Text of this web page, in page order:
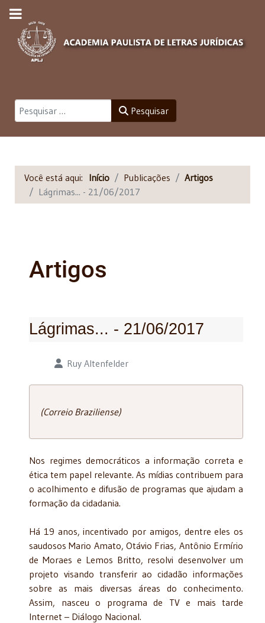
Pesquisar Pesquisar
Você está aqui: Início Publicações
Artigos
Lágrimas... - 21/06/2017
Artigos
Lágrimas... - 21/06/2017
Detalhes Ruy Altenfelder
(Correio Braziliense)
Nos regimes democráticos a informação correta e
ética tem papel relevante. As mídias contribuem para
o acolhimento e difusão de programas que ajudam a
formação da cidadania.
Há 19 anos, incentivado por amigos, dentre eles os
saudosos Mario Amato, Otávio Frias, Antônio Ermírio
de Moraes e Lemos Britto, resolvi desenvolver um
projeto visando transferir ao cidadão informações
sobre as mais diversas áreas do conhecimento.
Assim, nasceu o programa de TV e mais tarde
Internet – Diálogo Nacional.